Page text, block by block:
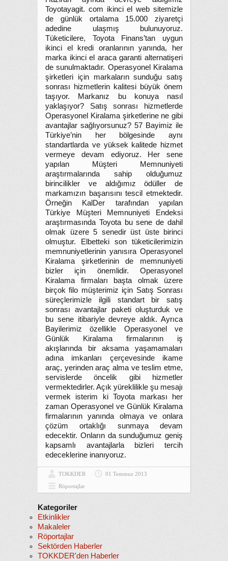
Toyotayagit. com ikinci el web sitemizle
de günlük ortalama 15.000 ziyaretçi
adedine ulaşmış bulunuyoruz.
Tüketicilere, Toyota Finans’tan uygun
ikinci el kredi oranlarının yanında, her
marka ikinci el araca garanti alternatişeri
de sunulmaktadır. Operasyonel Kiralama
şirketleri için markaların sunduğu satış
sonrası hizmetlerin kalitesi büyük önem
taşıyor. Markanız bu konuya nasıl
yaklaşıyor? Satış sonrası hizmetlerde
Operasyonel Kiralama şirketlerine ne gibi
avantajlar sağlıyorsunuz? 57 Bayimiz ile
Türkiye’nin her bölgesinde aynı
standartlarda ve yüksek kalitede hizmet
vermeye devam ediyoruz. Her sene
yapılan Müşteri Memnuniyeti
araştırmalarında sahip olduğumuz
birincilikler ve aldığımız ödüller de
markamızın başarısını tescil etmektedir.
Örneğin KalDer tarafından yapılan
Türkiye Müşteri Memnuniyeti Endeksi
araştırmasında Toyota bu sene de dahil
olmak üzere 5 senedir üst üste birinci
olmuştur. Elbetteki son tüketicilerimizin
memnuniyetlerinin yanısıra Operasyonel
Kiralama şirketlerinin de memnuniyeti
bizler için önemlidir. Operasyonel
Kiralama firmaları başta olmak üzere
birçok filo müşterimiz için Satış Sonrası
süreçlerimizle ilgili standart bir satış
sonrası avantajlar paketi oluşturduk ve
bu sene itibariyle devreye aldık. Ayrıca
Bayilerimiz özellikle Operasyonel ve
Günlük Kiralama firmalarının iş
akışlarında bir aksama yaşamamaları
adına imkanları çerçevesinde ikame
araç, yerinden araç alma ve teslim etme,
servislerde öncelik gibi hizmetler
vermektedirler. Açık yüreklilikle şu mesajı
vermek isterim ki Toyota markası her
zaman Operasyonel ve Günlük Kiralama
firmalarının yanında olmaya ve onlara
çözüm ortaklığı sunmaya devam
edecektir. Onların da sunduğumuz geniş
kapsamlı avantajlarla bizleri tercih
edeceklerine inanıyoruz.
TOKKDER
01 Temmuz 2013
Röportajlar
Kategoriler
Etkinlikler
Makaleler
Röportajlar
Sektörden Haberler
TOKKDER'den Haberler